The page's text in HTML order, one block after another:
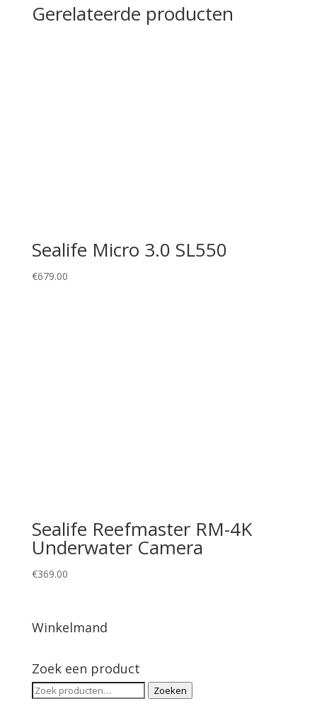
Gerelateerde producten
Sealife Micro 3.0 SL550
€679.00
Sealife Reefmaster RM-4K
Underwater Camera
€369.00
Winkelmand
Zoek een product
Zoeken
Zoeken